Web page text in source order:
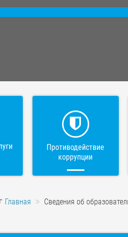
Противодействие
коррупции
Главная Сведения об